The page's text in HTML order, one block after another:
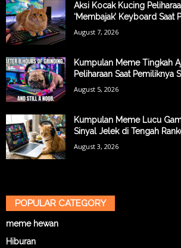
Aksi Kocak Kucing
‘Membajak’ Keyboard Saat
August 7, 2026
Kumpulan Meme Tingkah
Peliharaan Saat Pemiliknya
August 5, 2026
Kumpulan Meme Lucu
Sinyal Jelek di Tengah
August 3, 2026
POPULAR CATEGORY
meme hewan
Hiburan